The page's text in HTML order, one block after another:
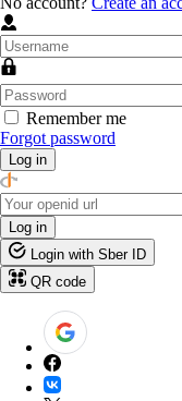
Remember me
Forgot password
Log in
Log in
Login with Sber ID
QR code